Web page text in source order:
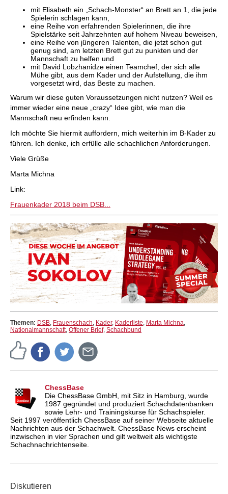
mit Elisabeth ein „Schach-Monster“ an Brett an 1, die jede
Spielerin schlagen kann,
eine Reihe von erfahrenden Spielerinnen, die ihre
Spielstärke seit Jahrzehnten auf hohem Niveau beweisen,
eine Reihe von jüngeren Talenten, die jetzt schon gut
genug sind, am letzten Brett gut zu punkten und der
Mannschaft zu helfen und
mit David Lobzhanidze einen Teamchef, der sich alle
Mühe gibt, aus dem Kader und der Aufstellung, die ihm
vorgesetzt wird, das Beste zu machen.
Warum wir diese guten Voraussetzungen nicht nutzen? Weil es
immer wieder eine neue „crazy“ Idee gibt, wie man die
Mannschaft neu erfinden kann.
Ich möchte Sie hiermit auffordern, mich weiterhin im B-Kader zu
führen. Ich denke, ich erfülle alle schachlichen Anforderungen.
Viele Grüße
Marta Michna
Link:
Frauenkader 2018 beim DSB...
Themen: DSB, Frauenschach, Kader, Kaderliste, Marta Michna,
Nationalmannschaft, Offener Brief, Schachbund
ChessBase
Die ChessBase GmbH, mit Sitz in Hamburg, wurde
1987 gegründet und produziert Schachdatenbanken
sowie Lehr- und Trainingskurse für Schachspieler.
Seit 1997 veröffentlich ChessBase auf seiner Webseite aktuelle
Nachrichten aus der Schachwelt. ChessBase News erscheint
inzwischen in vier Sprachen und gilt weltweit als wichtigste
Schachnachrichtenseite.
Diskutieren